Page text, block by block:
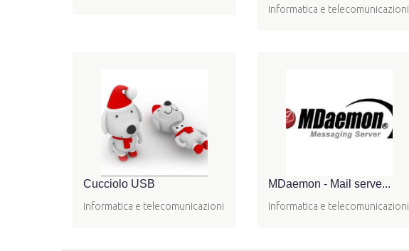
Informatica e telecomunicazioni
Cucciolo USB
Informatica e telecomunicazioni
MDaemon - Mail serve...
Informatica e telecomunicazioni